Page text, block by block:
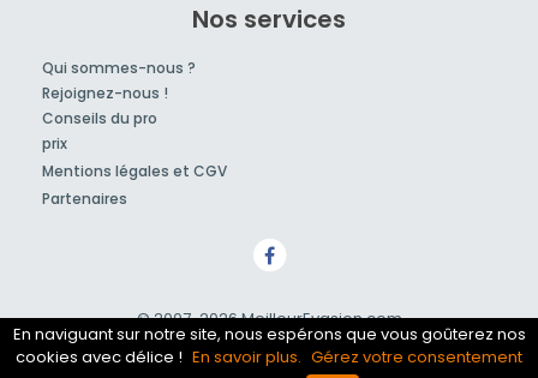
Nos services
Qui sommes-nous ?
Rejoignez-nous !
Conseils du pro
prix
Mentions légales et CGV
Partenaires
© 2007-2026MeilleurEvasion.com
En naviguant sur notre site, nous espérons que vous goûterez nos
cookies avec délice ! En savoir plus. Gérez votre consentement